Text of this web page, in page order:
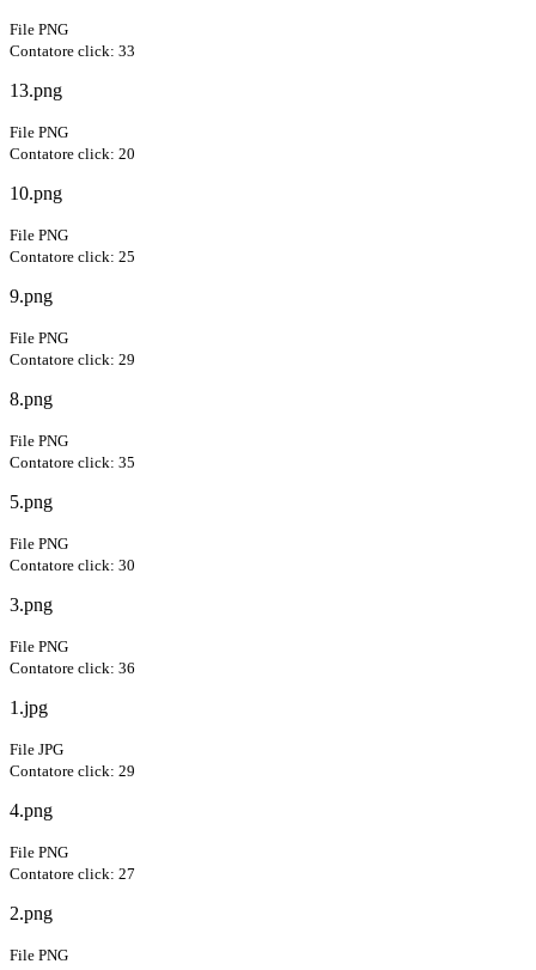
File PNG
Contatore click: 33
13.png
File PNG
Contatore click: 20
10.png
File PNG
Contatore click: 25
9.png
File PNG
Contatore click: 29
8.png
File PNG
Contatore click: 35
5.png
File PNG
Contatore click: 30
3.png
File PNG
Contatore click: 36
1.jpg
File JPG
Contatore click: 29
4.png
File PNG
Contatore click: 27
2.png
File PNG